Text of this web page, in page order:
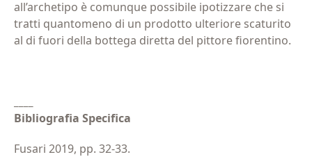
all’archetipo è comunque possibile ipotizzare che si
tratti quantomeno di un prodotto ulteriore scaturito
al di fuori della bottega diretta del pittore fiorentino.
Bibliografia Specifica
Fusari 2019, pp. 32-33.
Privacy
(Obbligatorio)
Acconsento al trattamento dei dati personali
Materiale
Acconsento all'invio di materiale informativo